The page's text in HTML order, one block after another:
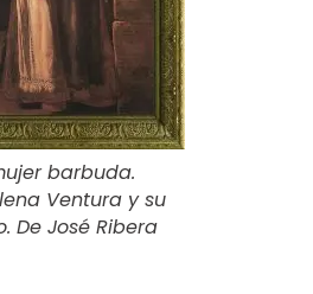
barbuda.
Ventura y su
De José Ribera